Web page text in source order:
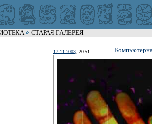
СТАРАЯ ГАЛЕРЕЯ
17.11.2003, 20:51